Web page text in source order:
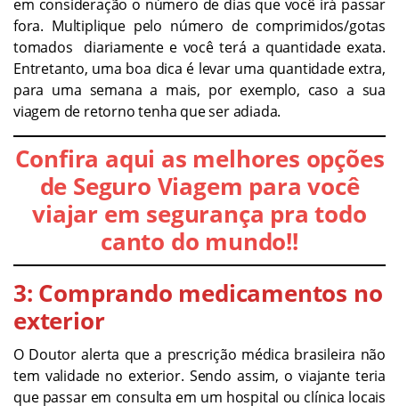
em consideração o número de dias que você irá passar
fora. Multiplique pelo número de comprimidos/gotas
tomados diariamente e você terá a quantidade exata.
Entretanto, uma boa dica é levar uma quantidade extra,
para uma semana a mais, por exemplo, caso a sua
viagem de retorno tenha que ser adiada.
Confira aqui as melhores opções
de Seguro Viagem para você
viajar em segurança pra todo
canto do mundo!!
3: Comprando medicamentos no
exterior
O Doutor alerta que a prescrição médica brasileira não
tem validade no exterior. Sendo assim, o viajante teria
que passar em consulta em um hospital ou clínica locais